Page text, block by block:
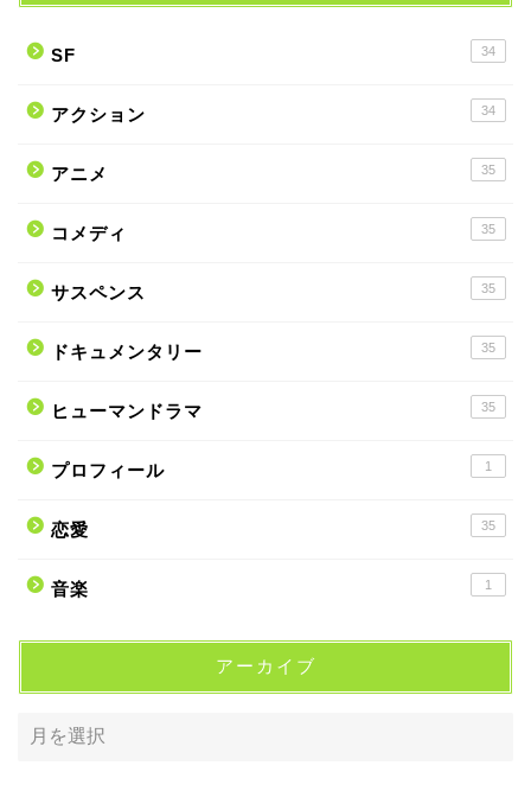
SF 34
アクション 34
アニメ 35
コメディ 35
サスペンス 35
ドキュメンタリー 35
ヒューマンドラマ 35
プロフィール 1
恋愛 35
音楽 1
アーカイブ